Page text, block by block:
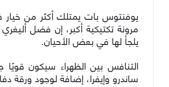
يوفنتوس بات يمتلك أكثر من خيار
يلجأ لها في بعض الأحيان.
التنافس بين الظهراء سيكون قويًا
ساندرو وإيفرا، إضافة لوجود ورقة